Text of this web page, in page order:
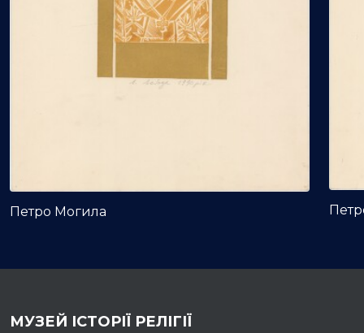
Петро Могила
МУЗЕЙ ІСТОРІЇ РЕЛІГІЇ